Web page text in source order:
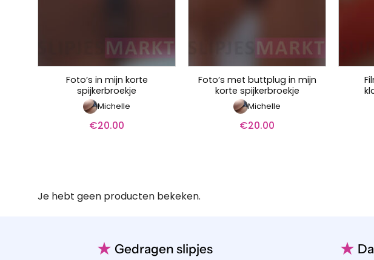
Foto’s in mijn korte
spijkerbroekje
Michelle
€20.00
Foto’s met buttplug in mijn
korte spijkerbroekje
Michelle
€20.00
Je hebt geen producten bekeken.
★ Gedragen slipjes ★